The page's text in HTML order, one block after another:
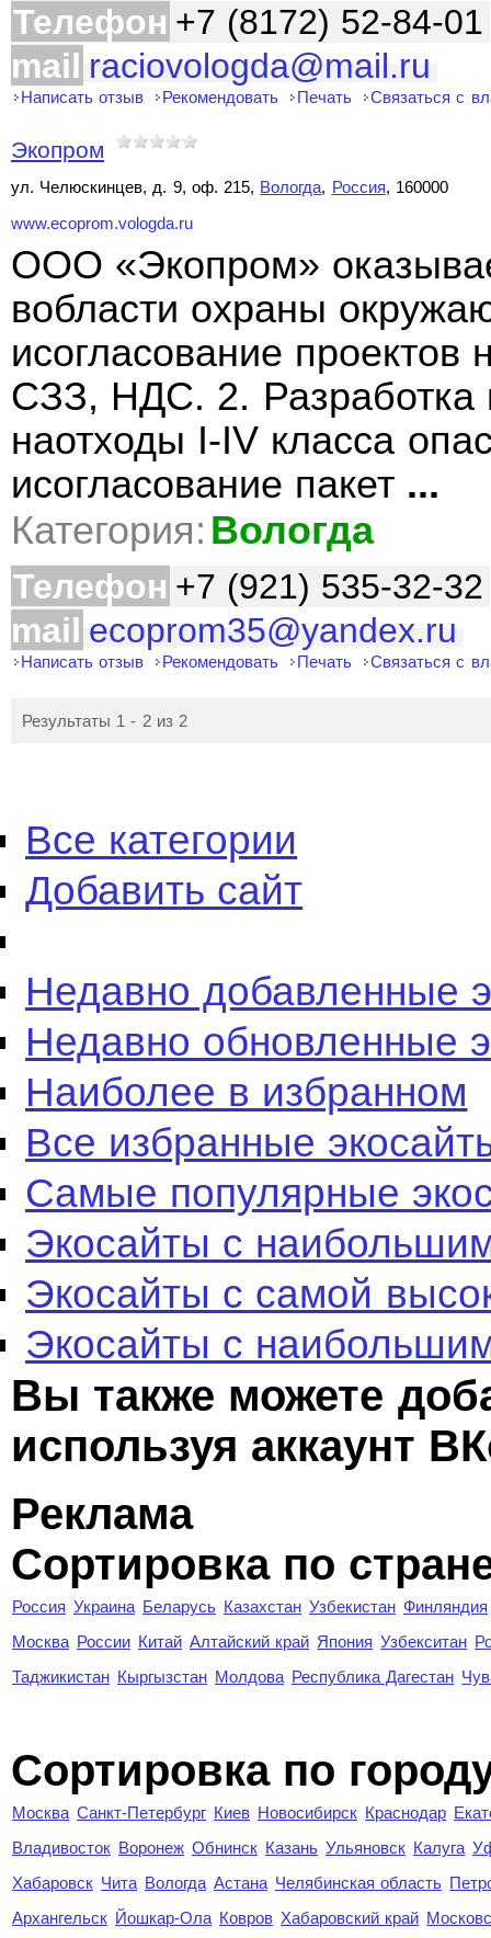
Телефон +7 (8172) 52-84-01
mail raciovologda@mail.ru
Написать отзыв Рекомендовать Печать Связаться с
Экопром
ул. Челюскинцев, д. 9, оф. 215, Вологда, Россия, 160000
www.ecoprom.vologda.ru
ООО «Экопром»
вобласти охраны
исогласование
СЗЗ, НДС. 2. Разработка
наотходы I-IV класса
исогласование пакет ...
Категория: Вологда
Телефон +7 (921) 535-32-32
mail ecoprom35@yandex.ru
Написать отзыв Рекомендовать Печать Связаться с
Результаты 1 - 2 из 2
Все категории
Добавить сайт
Недавно добавленные
Недавно обновленные
Наиболее в избранном
Все избранные
Самые популярные
Экосайты с
Экосайты с самой
Экосайты с
Вы также можете
используя аккаунт
Реклама
Сортировка по
Россия Украина Беларусь Казахстан Узбекистан Финляндия
Москва России Китай Алтайский край Япония Узбекситан
Таджикистан Кыргызстан Молдова Республика Дагестан
Cортировка по
Москва Санкт-Петербург Киев Новосибирск Краснодар
Владивосток Воронеж Обнинск Казань Ульяновск Калуга
Хабаровск Чита Вологда Астана Челябинская область
Архангельск Йошкар-Ола Ковров Хабаровский край